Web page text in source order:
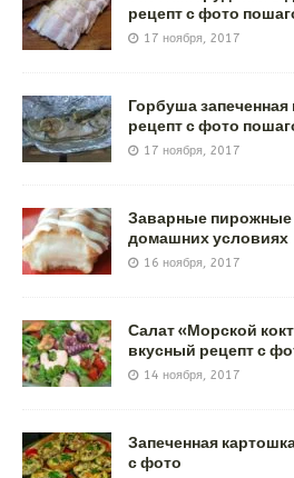
рецепт с фото
17 ноября, 2017
Горбуша
рецепт с фото
17 ноября, 2017
Заварные
домашних условиях
16 ноября, 2017
Салат «Морской
вкусный рецепт с
14 ноября, 2017
Запеченная
с фото